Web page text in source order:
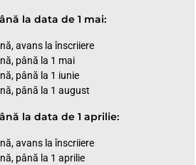
la data de 1 mai:
avans la înscriiere
până la 1 mai
până la 1 iunie
până la 1 august
la data de 1 aprilie:
avans la înscriiere
până la 1 aprilie